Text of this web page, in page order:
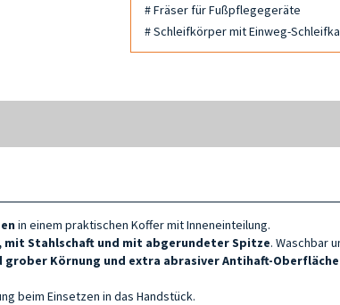
# Fräser für Fußpflegegeräte
# Schleifkörper mit Einweg-
in einem praktischen Koffer mit Inneneinteilung.
mit Stahlschaft und mit abgerundeter Spitze. Waschbar
Körnung und extra abrasiver Antihaft-Oberfläche
beim Einsetzen in das Handstück.